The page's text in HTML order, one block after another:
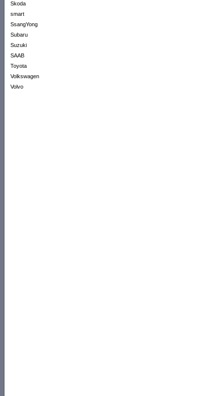
Skoda
smart
SsangYong
Subaru
Suzuki
SAAB
Toyota
Volkswagen
Volvo